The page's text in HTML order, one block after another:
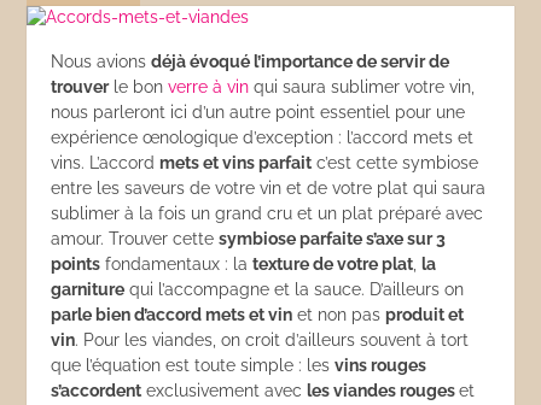
Nous avionsdéjà évoqué l’importance de servir de
trouverle bonverre à vin qui saura sublimer votre vin,
nous parleront ici d’un autre point essentiel pour une
expérience œnologique d’exception : l’accord mets et
vins. L’accordmets et vins parfait c’est cette symbiose
entre les saveurs de votre vin et de votre plat qui saura
sublimer à la fois un grand cru et un plat préparé avec
amour. Trouver cettesymbiose parfaite s’axe sur 3
points fondamentaux : latexture de votre plat la
garniture qui l’accompagne et la sauce. D’ailleurs on
parle bien d’accord mets et vin et non pasproduit et
vin. Pour les viandes, on croit d’ailleurs souvent à tort
que l’équation est toute simple : lesvins rouges
s’accordent exclusivement avec les viandes rougeset